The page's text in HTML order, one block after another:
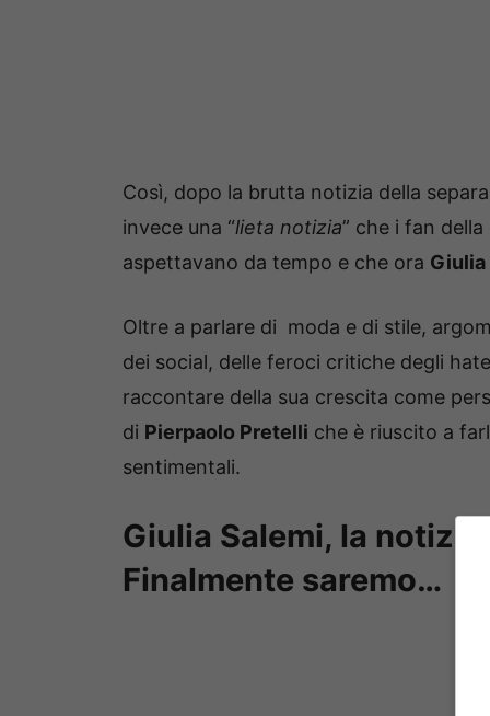
Così, dopo la brutta notizia della
invece una “lieta notizia” che i fan
aspettavano da tempo e che ora Giulia
Oltre a parlare di moda e di stile,
dei social, delle feroci critiche degli
raccontare della sua crescita come
di Pierpaolo Pretelli che è riuscito a
sentimentali.
Giulia Salemi, la
Finalmente saremo…